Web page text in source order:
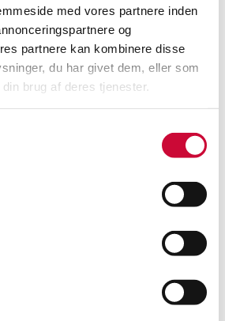
med vores partnere inden
og
partnere kan kombinere disse
du har givet dem, eller som
brug af deres tjenester.